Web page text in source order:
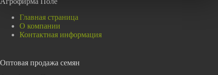
Главная страница
О компании
Контактная информация
Оптовая продажа семян